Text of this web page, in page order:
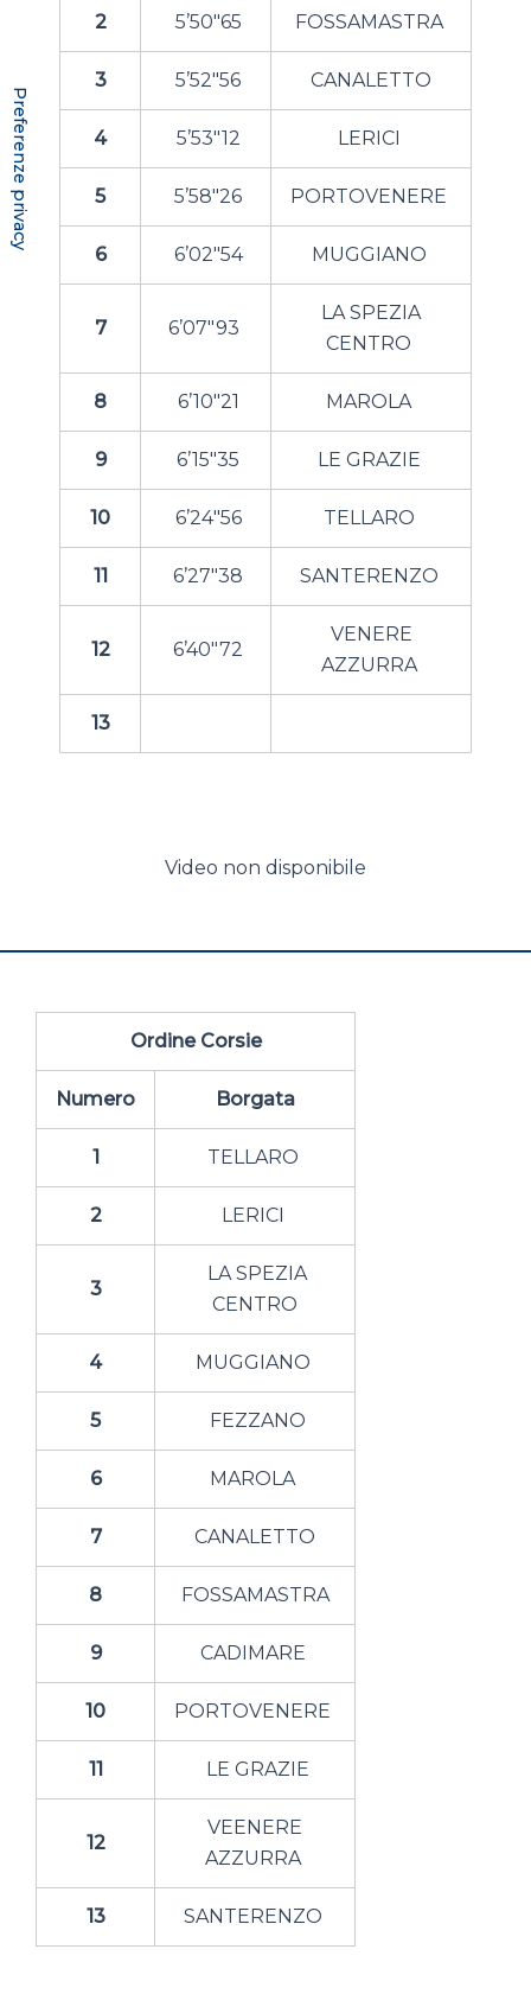
2 5’50″65 FOSSAMASTRA
3 5’52″56 CANALETTO
4 5’53″12 LERICI
5 5’58″26 PORTOVENERE
6 6’02″54 MUGGIANO
7 6’07″93
LA SPEZIA
CENTRO
8 6’10″21 MAROLA
9 6’15″35 LE GRAZIE
10 6’24″56 TELLARO
11 6’27″38 SANTERENZO
12 6’40″72
VENERE
AZZURRA
13
Video non disponibile
Ordine Corsie
Numero Borgata
1 TELLARO
2 LERICI
3
LA SPEZIA
CENTRO
4 MUGGIANO
5 FEZZANO
6 MAROLA
7 CANALETTO
8 FOSSAMASTRA
9 CADIMARE
10 PORTOVENERE
11 LE GRAZIE
12
VEENERE
AZZURRA
13 SANTERENZO